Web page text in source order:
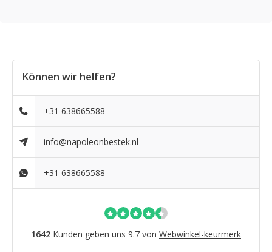
Können wir helfen?
+31 638665588
info@napoleonbestek.nl
+31 638665588
1642 Kunden geben uns 9.7 von Webwinkel-keurmerk